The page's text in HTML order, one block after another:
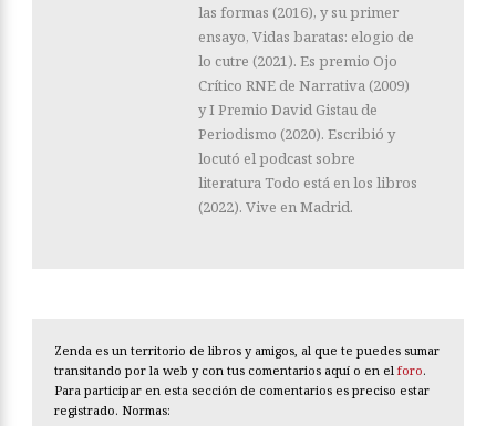
las formas (2016), y su primer
ensayo, Vidas baratas: elogio de
lo cutre (2021). Es premio Ojo
Crítico RNE de Narrativa (2009)
y I Premio David Gistau de
Periodismo (2020). Escribió y
locutó el podcast sobre
literatura Todo está en los libros
(2022). Vive en Madrid.
Zenda es un territorio de libros y amigos, al que te puedes sumar
transitando por la web y con tus comentarios aquí o en el foro.
Para participar en esta sección de comentarios es preciso estar
registrado. Normas: